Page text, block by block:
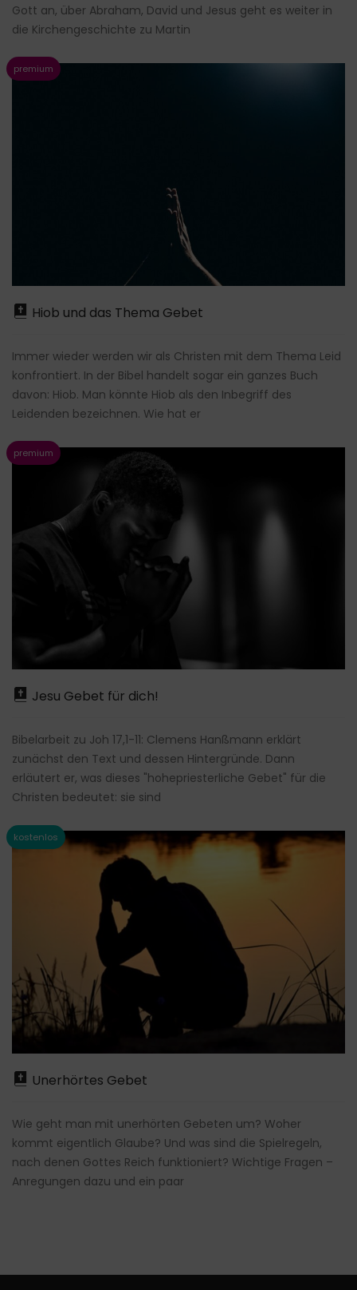
Gott an, über Abraham, David und Jesus geht es weiter in
die Kirchengeschichte zu Martin
Hiob und das Thema Gebet
Immer wieder werden wir als Christen mit dem Thema Leid
konfrontiert. In der Bibel handelt sogar ein ganzes Buch
davon: Hiob. Man könnte Hiob als den Inbegriff des
Leidenden bezeichnen. Wie hat er
Jesu Gebet für dich!
Bibelarbeit zu Joh 17,1-11: Clemens Hanßmann erklärt
zunächst den Text und dessen Hintergründe. Dann
erläutert er, was dieses "hohepriesterliche Gebet" für die
Christen bedeutet: sie sind
Unerhörtes Gebet
Wie geht man mit unerhörten Gebeten um? Woher
kommt eigentlich Glaube? Und was sind die Spielregeln,
nach denen Gottes Reich funktioniert? Wichtige Fragen –
Anregungen dazu und ein paar